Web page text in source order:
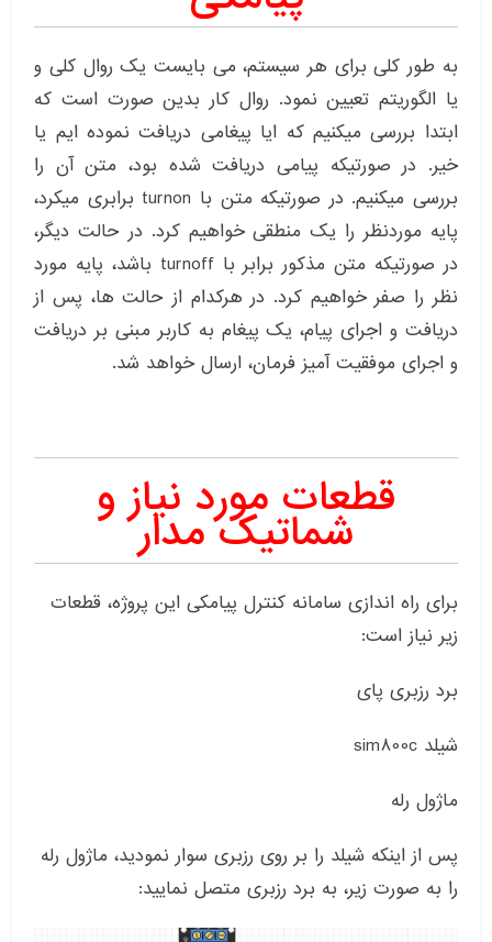
به طور کلی برای هر سیستم، می بایست یک روال کلی و
یا الگوریتم تعیین نمود. روال کار بدین صورت است که
ابتدا بررسی میکنیم که ایا پیغامی دریافت نموده ایم یا
خیر. در صورتیکه پیامی دریافت شده بود، متن آن را
بررسی میکنیم. در صورتیکه متن با turnon برابری میکرد،
پایه موردنظر را یک منطقی خواهیم کرد. در حالت دیگر،
در صورتیکه متن مذکور برابر با turnoff باشد، پایه مورد
نظر را صفر خواهیم کرد. در هرکدام از حالت ها، پس از
دریافت و اجرای پیام، یک پیغام به کاربر مبنی بر دریافت
و اجرای موفقیت آمیز فرمان، ارسال خواهد شد.
قطعات مورد نیاز و
شماتیک مدار
برای راه اندازی سامانه کنترل پیامکی این پروژه، قطعات
زیر نیاز است:
برد رزبری پای
شیلد sim800c
ماژول رله
پس از اینکه شیلد را بر روی رزبری سوار نمودید، ماژول رله
را به صورت زیر، به برد رزبری متصل نمایید: